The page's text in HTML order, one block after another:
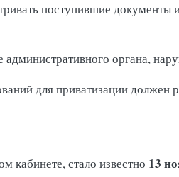
поступившие документы
административного органа,
для приватизации
кабинете, стало известно 13